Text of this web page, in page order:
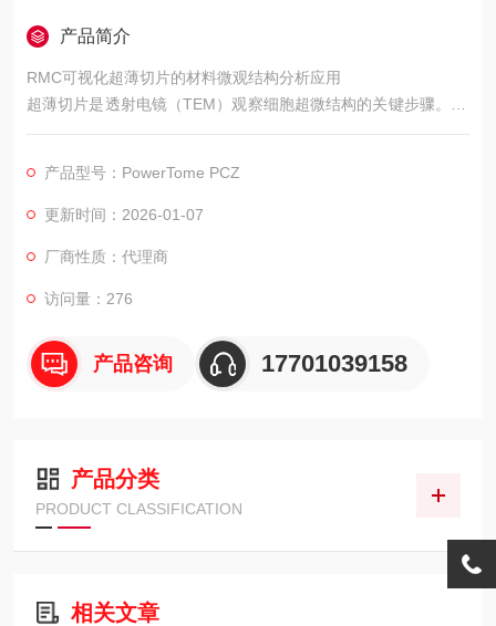
产品简介
RMC可视化超薄切片的材料微观结构分析应用
超薄切片是透射电镜（TEM）观察细胞超微结构的关键步骤。Po
werTome PCZ凭借其灵活性与稳定性，在生命科学研究中广泛应
产品型号：PowerTome PCZ
更新时间：2026-01-07
厂商性质：代理商
访问量：276
产品咨询 17701039158
产品分类
PRODUCT CLASSIFICATION
相关文章